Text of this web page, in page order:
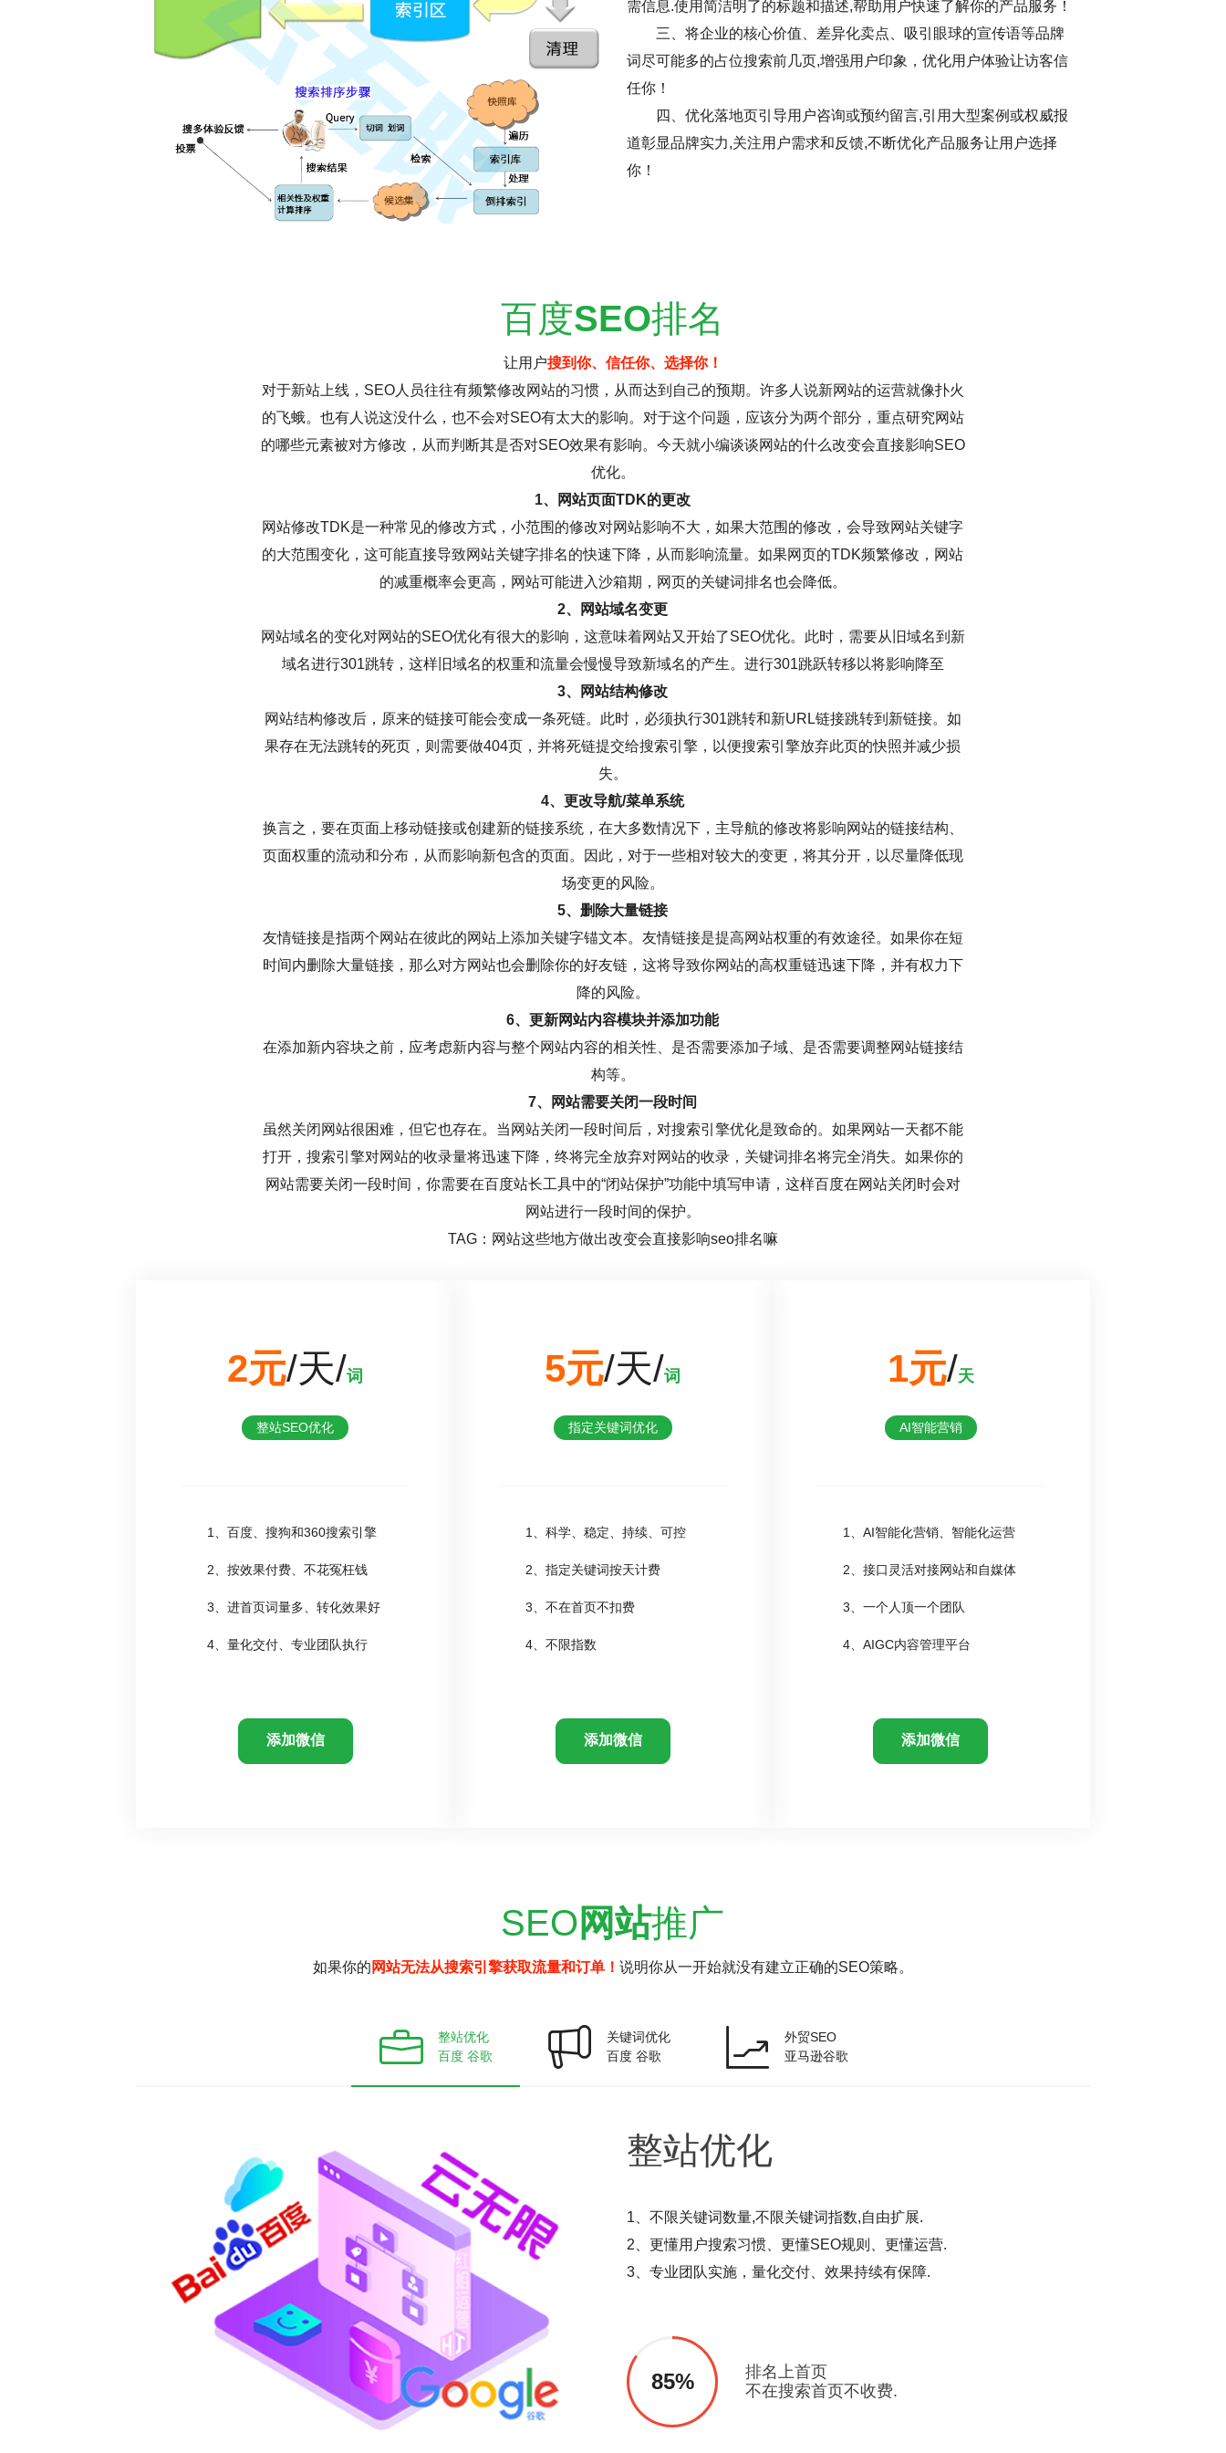
需信息.使用简洁明了的标题和描述,帮助用户快速了解你的产品服务！
三、将企业的核心价值、差异化卖点、吸引眼球的宣传语等品牌
词尽可能多的占位搜索前几页,增强用户印象，优化用户体验让访客信
任你！
四、优化落地页引导用户咨询或预约留言,引用大型案例或权威报
道彰显品牌实力,关注用户需求和反馈,不断优化产品服务让用户选择
你！
百度SEO排名
让用户搜到你、信任你、选择你！
对于新站上线，SEO人员往往有频繁修改网站的习惯，从而达到自己的预期。许多人说新网站的运营就像扑火
的飞蛾。也有人说这没什么，也不会对SEO有太大的影响。对于这个问题，应该分为两个部分，重点研究网站
的哪些元素被对方修改，从而判断其是否对SEO效果有影响。今天就小编谈谈网站的什么改变会直接影响SEO
优化。
1、网站页面TDK的更改
网站修改TDK是一种常见的修改方式，小范围的修改对网站影响不大，如果大范围的修改，会导致网站关键字
的大范围变化，这可能直接导致网站关键字排名的快速下降，从而影响流量。如果网页的TDK频繁修改，网站
的减重概率会更高，网站可能进入沙箱期，网页的关键词排名也会降低。
2、网站域名变更
网站域名的变化对网站的SEO优化有很大的影响，这意味着网站又开始了SEO优化。此时，需要从旧域名到新
域名进行301跳转，这样旧域名的权重和流量会慢慢导致新域名的产生。进行301跳跃转移以将影响降至
3、网站结构修改
网站结构修改后，原来的链接可能会变成一条死链。此时，必须执行301跳转和新URL链接跳转到新链接。如
果存在无法跳转的死页，则需要做404页，并将死链提交给搜索引擎，以便搜索引擎放弃此页的快照并减少损
失。
4、更改导航/菜单系统
换言之，要在页面上移动链接或创建新的链接系统，在大多数情况下，主导航的修改将影响网站的链接结构、
页面权重的流动和分布，从而影响新包含的页面。因此，对于一些相对较大的变更，将其分开，以尽量降低现
场变更的风险。
5、删除大量链接
友情链接是指两个网站在彼此的网站上添加关键字锚文本。友情链接是提高网站权重的有效途径。如果你在短
时间内删除大量链接，那么对方网站也会删除你的好友链，这将导致你网站的高权重链迅速下降，并有权力下
降的风险。
6、更新网站内容模块并添加功能
在添加新内容块之前，应考虑新内容与整个网站内容的相关性、是否需要添加子域、是否需要调整网站链接结
构等。
7、网站需要关闭一段时间
虽然关闭网站很困难，但它也存在。当网站关闭一段时间后，对搜索引擎优化是致命的。如果网站一天都不能
打开，搜索引擎对网站的收录量将迅速下降，终将完全放弃对网站的收录，关键词排名将完全消失。如果你的
网站需要关闭一段时间，你需要在百度站长工具中的“闭站保护”功能中填写申请，这样百度在网站关闭时会对
网站进行一段时间的保护。
TAG：网站这些地方做出改变会直接影响seo排名嘛
2元/天/词
整站SEO优化
1、百度、搜狗和360搜索引擎
2、按效果付费、不花冤枉钱
3、进首页词量多、转化效果好
4、量化交付、专业团队执行
添加微信
5元/天/词
指定关键词优化
1、科学、稳定、持续、可控
2、指定关键词按天计费
3、不在首页不扣费
4、不限指数
添加微信
1元/天
AI智能营销
1、AI智能化营销、智能化运营
2、接口灵活对接网站和自媒体
3、一个人顶一个团队
4、AIGC内容管理平台
添加微信
SEO 网站推广
如果你的 网站无法从搜索引擎获取流量和订单！ 说明你从一开始就没有建立正确的SEO策略。
整站优化
百度 谷歌
关键词优化
百度 谷歌
外贸SEO
亚马逊谷歌
整站优化
1、不限关键词数量,不限关键词指数,自由扩展.
2、更懂用户搜索习惯、更懂SEO规则、更懂运营.
3、专业团队实施，量化交付、效果持续有保障.
85%
排名上首页
不在搜索首页不收费.